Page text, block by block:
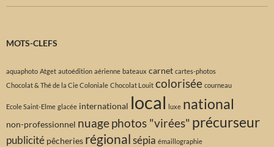
MOTS-CLEFS
aquaphoto Atget autoédition aérienne bateaux carnet cartes-photos
Chocolat & Thé de la Cie Coloniale Chocolat Louit colorisée courneau
Ecole Saint-Elme glacée international local luxe national
non-professionnel nuagephotos "virées" précurseur
publicité pêcheries régionalsépia émaillographie